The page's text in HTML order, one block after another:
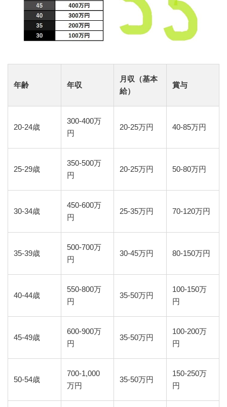
年齢 年収
月収（基本
給）
賞与
20-24歳
300-400万
円
20-25万円 40-85万円
25-29歳
350-500万
円
20-25万円 50-80万円
30-34歳
450-600万
円
25-35万円 70-120万円
35-39歳
500-700万
円
30-45万円 80-150万円
40-44歳
550-800万
円
35-50万円
100-150万
円
45-49歳
600-900万
円
35-50万円
100-200万
円
50-54歳
700-1,000
万円
35-50万円
150-250万
円